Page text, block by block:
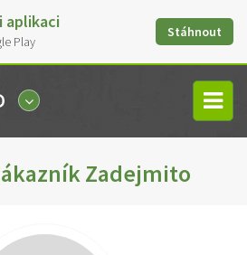
aplikaci
Play
Stáhnout
Zadejmito